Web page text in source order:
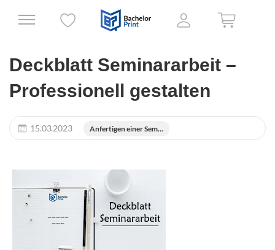
Deckblatt Seminararbeit –
Professionell gestalten
15.03.2023 Anfertigen einer Sem...